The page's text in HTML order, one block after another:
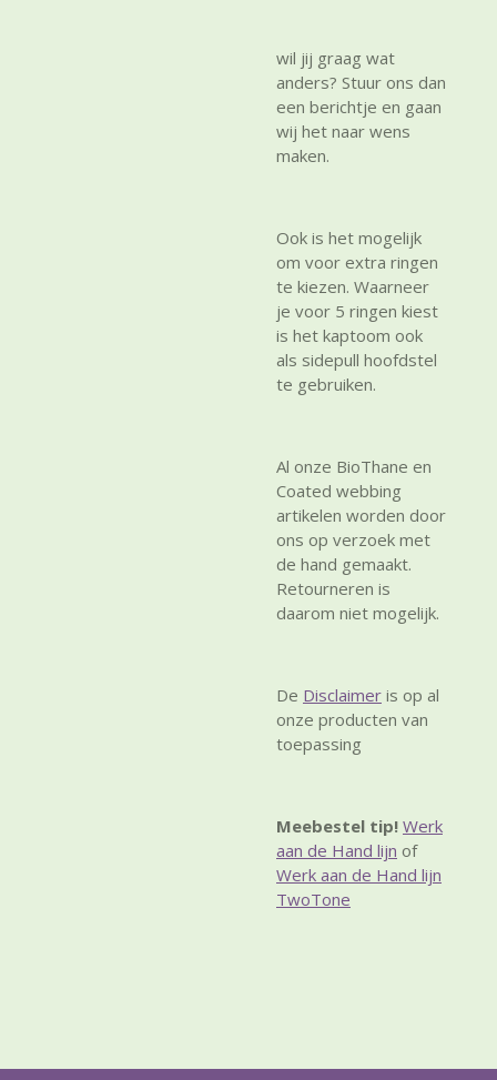
wil jij graag wat
anders? Stuur ons dan
een berichtje en gaan
wij het naar wens
maken.
Ook is het mogelijk
om voor extra ringen
te kiezen. Waarneer
je voor 5 ringen kiest
is het kaptoom ook
als sidepull hoofdstel
te gebruiken.
Al onze BioThane en
Coated webbing
artikelen worden door
ons op verzoek met
de hand gemaakt.
Retourneren is
daarom niet mogelijk.
De Disclaimer is op al
onze producten van
toepassing
Meebestel tip! Werk
aan de Hand lijn of
Werk aan de Hand lijn
TwoTone